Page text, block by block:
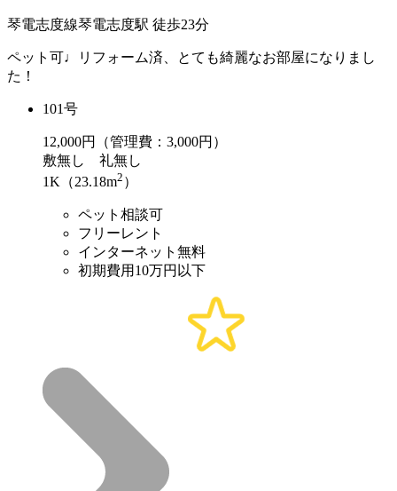
琴電志度線琴電志度駅 徒歩23分
ペット可♩リフォーム済、とても綺麗なお部屋になりまし
た！
101号
12,000円（管理費：3,000円）
敷無し 礼無し
1K（23.18m2 ）
ペット相談可
フリーレント
インターネット無料
初期費用10万円以下